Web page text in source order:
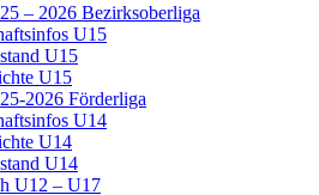
– 2026 Bezirksoberliga
U15
U15
U15
2026 Förderliga
U14
U14
U14
U12 – U17